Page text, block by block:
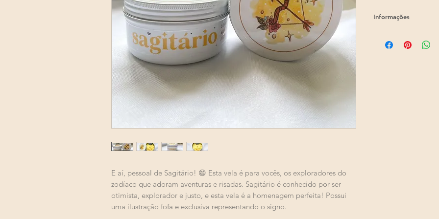
E aí, pessoal de Sagitário! 😄 Esta vela é para vocês, os exploradores do
zodíaco que adoram aventuras e risadas. Sagitário é conhecido por ser
otimista, explorador e justo, e esta vela é a homenagem perfeita! Possui
uma ilustração fofa e exclusiva representando o signo.
Informações
Duração: